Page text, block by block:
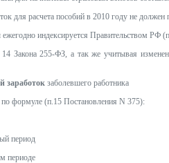
для расчета пособий в 2010 году не
индексируется Правительством РФ
Закона 255-ФЗ, а так же учитывая
заработок заболевшего работника
формуле (п.15 Постановления N 375):
период
периоде